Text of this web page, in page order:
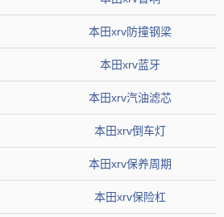
本田xrv防撞钢梁
本田xrv蓝牙
本田xrv汽油滤芯
本田xrv倒车灯
本田xrv保养周期
本田xrv保险杠